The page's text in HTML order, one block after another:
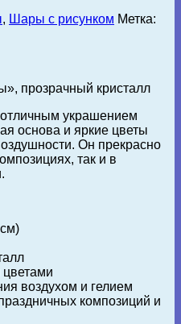
, Шары с рисунком Метка:
прозрачный кристалл
украшением
основа и яркие цветы
Он прекрасно
так и в
воздухом и гелием
композиций и